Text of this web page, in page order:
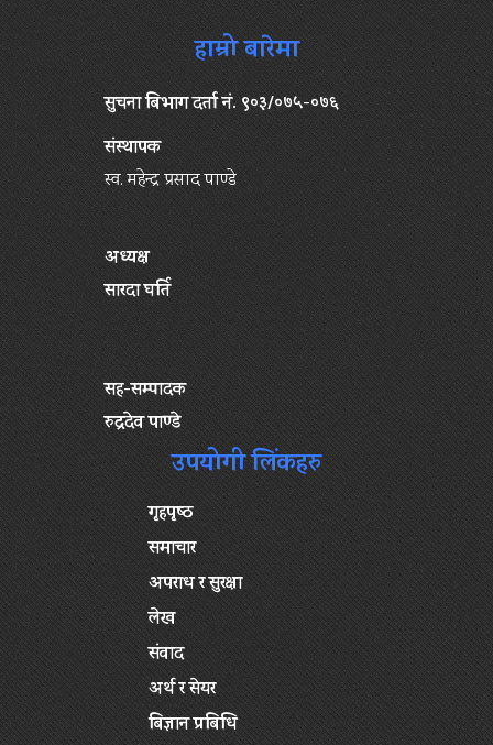
हाम्रो बारेमा
सुचना बिभाग दर्ता नं. ९०३/०७५-०७६
संस्थापक
स्व. महेन्द्र प्रसाद पाण्डे
अध्यक्ष
सारदा घर्ति
सह-सम्पादक
रुद्रदेव पाण्डे
उपयोगी लिंकहरु
गृहपृष्‍ठ
समाचार
अपराध र सुरक्षा
लेख
संवाद
अर्थ र सेयर
बिज्ञान प्रबिधि